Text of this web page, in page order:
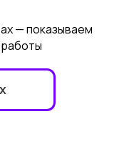
— показываем